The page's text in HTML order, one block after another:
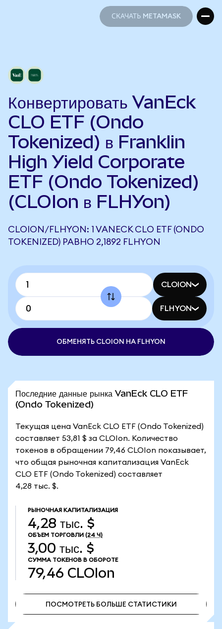
СКАЧАТЬ METAMASK
Конвертировать VanEck
CLO ETF (Ondo
Tokenized) в Franklin
High Yield Corporate
ETF (Ondo Tokenized)
(CLOIon в FLHYon)
CLOION/FLHYON: 1 VANECK CLO ETF (ONDO
TOKENIZED) РАВНО 2,1892 FLHYON
CLOION
FLHYON
ОБМЕНЯТЬ CLOION НА FLHYON
Последние данные рынка VanEck CLO ETF
(Ondo Tokenized)
Текущая цена VanEck CLO ETF (Ondo Tokenized)
составляет 53,81 $ за CLOIon. Количество
токенов в обращении 79,46 CLOIon показывает,
что общая рыночная капитализация VanEck
CLO ETF (Ondo Tokenized) составляет
4,28 тыс. $.
РЫНОЧНАЯ КАПИТАЛИЗАЦИЯ
4,28 тыс. $
ОБЪЕМ ТОРГОВЛИ (24 Ч)
3,00 тыс. $
СУММА ТОКЕНОВ В ОБОРОТЕ
79,46 CLOIon
ПОСМОТРЕТЬ БОЛЬШЕ СТАТИСТИКИ